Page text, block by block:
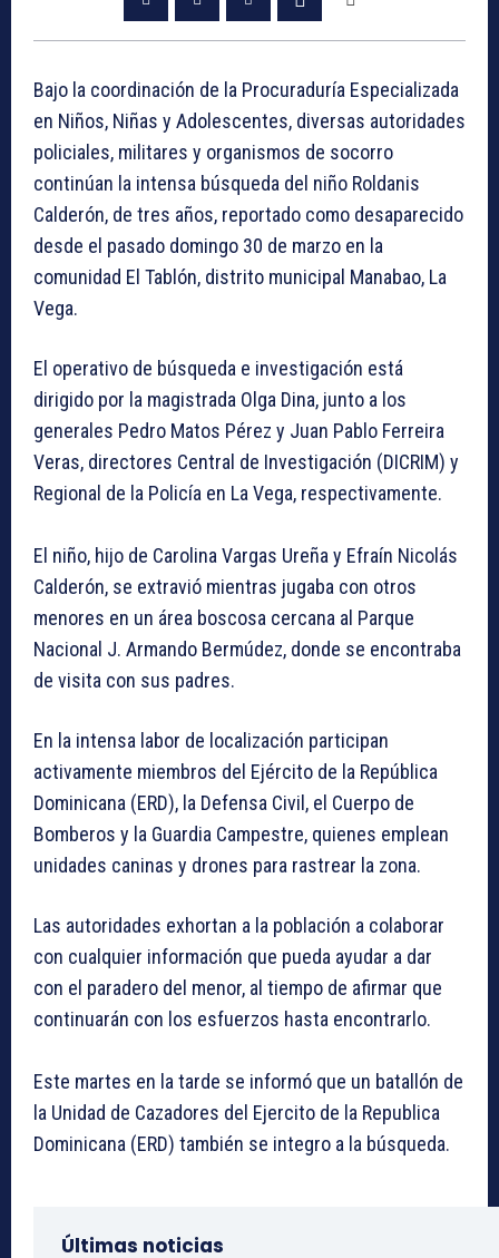
Bajo la coordinación de la Procuraduría Especializada
en Niños, Niñas y Adolescentes, diversas autoridades
policiales, militares y organismos de socorro
continúan la intensa búsqueda del niño Roldanis
Calderón, de tres años, reportado como desaparecido
desde el pasado domingo 30 de marzo en la
comunidad El Tablón, distrito municipal Manabao, La
Vega.
El operativo de búsqueda e investigación está
dirigido por la magistrada Olga Dina, junto a los
generales Pedro Matos Pérez y Juan Pablo Ferreira
Veras, directores Central de Investigación (DICRIM) y
Regional de la Policía en La Vega, respectivamente.
El niño, hijo de Carolina Vargas Ureña y Efraín Nicolás
Calderón, se extravió mientras jugaba con otros
menores en un área boscosa cercana al Parque
Nacional J. Armando Bermúdez, donde se encontraba
de visita con sus padres.
En la intensa labor de localización participan
activamente miembros del Ejército de la República
Dominicana (ERD), la Defensa Civil, el Cuerpo de
Bomberos y la Guardia Campestre, quienes emplean
unidades caninas y drones para rastrear la zona.
Las autoridades exhortan a la población a colaborar
con cualquier información que pueda ayudar a dar
con el paradero del menor, al tiempo de afirmar que
continuarán con los esfuerzos hasta encontrarlo.
Este martes en la tarde se informó que un batallón de
la Unidad de Cazadores del Ejercito de la Republica
Dominicana (ERD) también se integro a la búsqueda.
Últimas noticias